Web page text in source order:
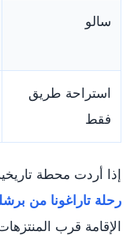
سالو
استراحة طريق
فقط
إذا أردت محطة
رحلة تاراغونا من
الإقامة قرب